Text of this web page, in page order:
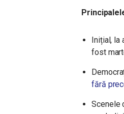
Inițial, la
fost
fără
Scenele